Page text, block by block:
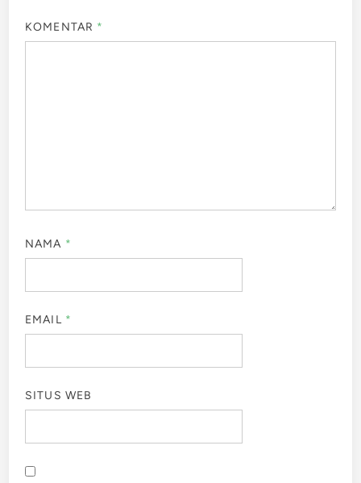
KOMENTAR *
NAMA *
EMAIL *
SITUS WEB